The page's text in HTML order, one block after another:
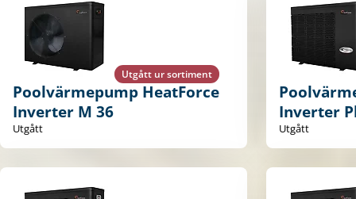
Utgått ur sortiment
Poolvärmepump HeatForce
Inverter M 36
Utgått
Inverter
Utgått